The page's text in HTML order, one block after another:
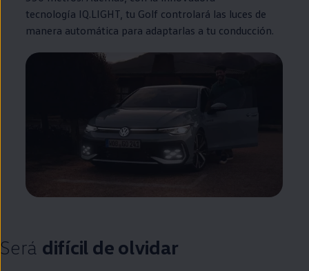
tecnología IQ.LIGHT, tu Golf controlará las luces de
manera automática para adaptarlas a tu conducción.
Será difícil de olvidar